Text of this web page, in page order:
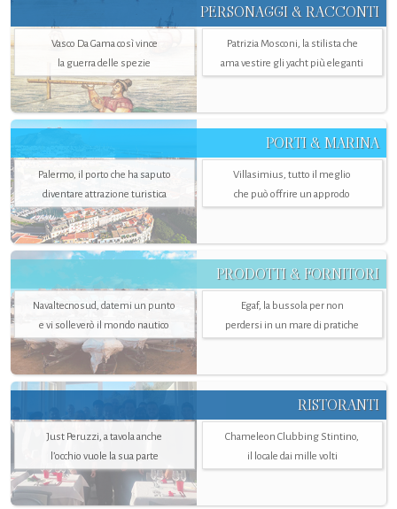
PERSONAGGI & RACCONTI
Vasco Da Gama così vince
la guerra delle spezie
Patrizia Mosconi, la stilista che
ama vestire gli yacht più eleganti
PORTI & MARINA
Palermo, il porto che ha saputo
diventare attrazione turistica
Villasimius, tutto il meglio
che può offrire un approdo
PRODOTTI & FORNITORI
Navaltecnosud, datemi un punto
e vi solleverò il mondo nautico
Egaf, la bussola per non
perdersi in un mare di pratiche
RISTORANTI
Just Peruzzi, a tavola anche
l’occhio vuole la sua parte
Chameleon Clubbing Stintino,
il locale dai mille volti